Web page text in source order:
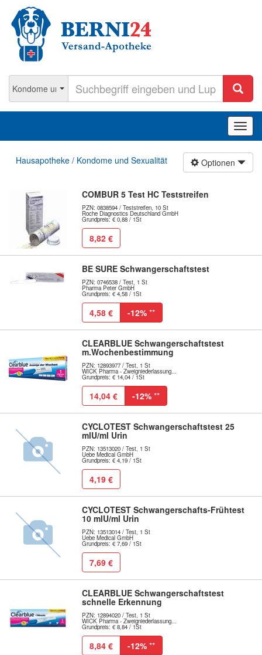
ein-/
Optionen
Hausapotheke / Kondome und Sexualität
COMBUR 5 Test HC Teststreifen
PZN: 0838594 / Teststreifen, 10 St
Roche Diagnostics Deutschland GmbH
Grundpreis: € 0,88 / 1St
8,82 €
BE SURE Schwangerschaftstest
PZN: 0746538 / Test, 1 St
Pharma Peter GmbH
Grundpreis: € 4,58 / 1St
4,58 € -12% **
CLEARBLUE Schwangerschaftstest
m.Wochenbestimmung
PZN: 12893977 / Test, 1 St
WICK Pharma - Zweigniederlassung...
Grundpreis: € 14,04 / 1St
14,04 € -12% **
CYCLOTEST Schwangerschaftstest 25
mlU/ml Urin
PZN: 13513020 / Test, 1 St
Uebe Medical GmbH
Grundpreis: € 4,19 / 1St
4,19 €
CYCLOTEST Schwangerschafts-Frühtest
10 mlU/ml Urin
PZN: 13513014 / Test, 1 St
Uebe Medical GmbH
Grundpreis: € 7,69 / 1St
7,69 €
CLEARBLUE Schwangerschaftstest
schnelle Erkennung
PZN: 12894020 / Test, 1 St
WICK Pharma - Zweigniederlassung...
Grundpreis: € 8,84 / 1St
8,84 € -12% **